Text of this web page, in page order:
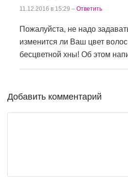
11.12.2016 в 15:29 – Ответить
Пожалуйста, не надо
изменится ли Ваш цвет
бесцветной хны! Об этом
Добавить комментарий